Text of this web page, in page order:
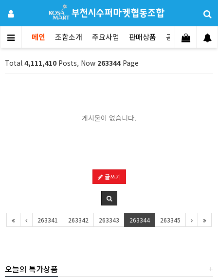
메인 조합소개 주요사업 판매상품 공지사항 문
Total 4,111,410 Posts, Now 263344Page
게시물이 없습니다.
글쓰기
263341 263342 263343 263344 263345
+
오늘의 특가상품